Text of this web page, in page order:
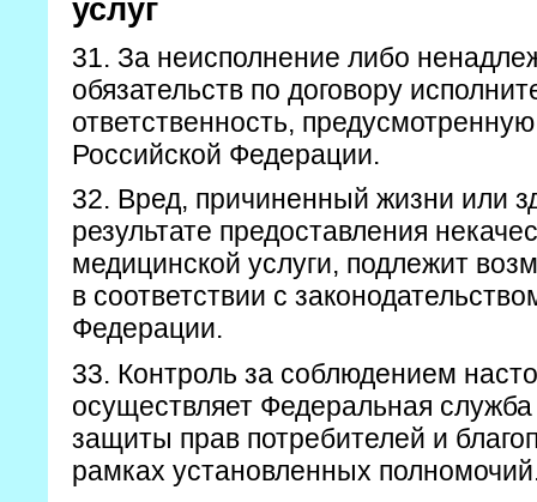
услуг
31. За неисполнение либо
обязательств по договору
ответственность,
Российской Федерации.
32. Вред, причиненный жизни или
результате предоставления
медицинской услуги, подлежит
в соответствии с
Федерации.
33. Контроль за соблюдением
осуществляет Федеральная
защиты прав потребителей и
рамках установленных